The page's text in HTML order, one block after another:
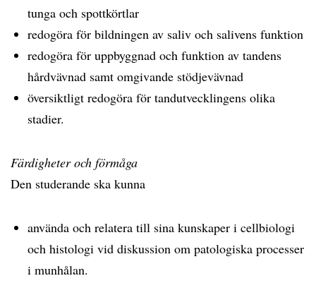
tunga och spottkörtlar
redogöra för bildningen av saliv och salivens funktion
redogöra för uppbyggnad och funktion av tandens
hårdvävnad samt omgivande stödjevävnad
översiktligt redogöra för tandutvecklingens olika
stadier.
Färdigheter och förmåga
Den studerande ska kunna
använda och relatera till sina kunskaper i cellbiologi
och histologi vid diskussion om patologiska processer
i munhålan.